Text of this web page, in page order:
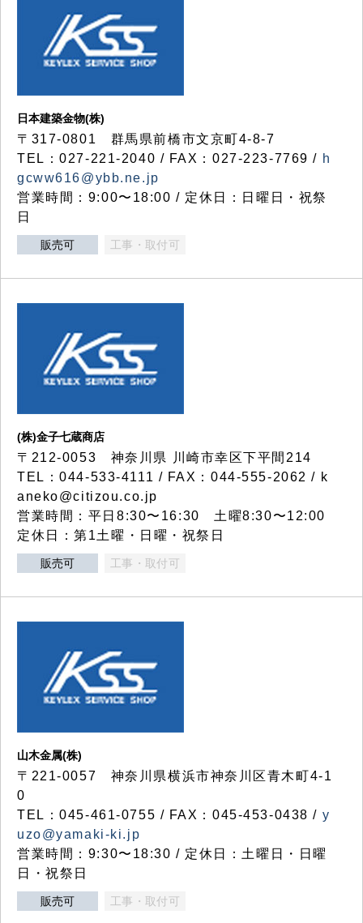
日本建築金物(株)
〒317‐0801 群馬県前橋市文京町4-8-7
TEL：027-221-2040 / FAX：027-223-7769 / h
gcww616@ybb.ne.jp
営業時間：9:00〜18:00 / 定休日：日曜日・祝祭
日
販売可 工事・取付可
(株)金子七蔵商店
〒212-0053 神奈川県 川崎市幸区下平間214
TEL：044-533-4111 / FAX：044-555-2062 / k
aneko@citizou.co.jp
営業時間：平日8:30〜16:30 土曜8:30〜12:00
定休日：第1土曜・日曜・祝祭日
販売可 工事・取付可
山木金属(株)
〒221-0057 神奈川県横浜市神奈川区青木町4-1
0
TEL：045-461-0755 / FAX：045-453-0438 / y
uzo@yamaki-ki.jp
営業時間：9:30〜18:30 / 定休日：土曜日・日曜
日・祝祭日
販売可 工事・取付可